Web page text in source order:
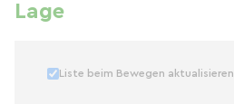
Lage
Liste beim Bewegen aktualisieren